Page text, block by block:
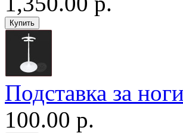
Подставка за
100.00 р.